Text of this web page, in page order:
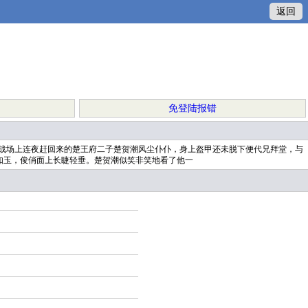
返回
免登陆报错
上连夜赶回来的楚王府二子楚贺潮风尘仆仆，身上盔甲还未脱下便代兄拜堂，与
，俊俏面上长睫轻垂。楚贺潮似笑非笑地看了他一